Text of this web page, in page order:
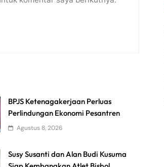
BPJS Ketenagakerjaan Perluas
Perlindungan Ekonomi Pesantren
Agustus 8, 2026
Susy Susanti dan Alan Budi Kusuma